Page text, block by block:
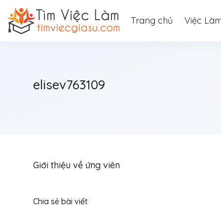
Trang chủ Việc
elisev763109
Giới thiệu về ứng viên
Chia sẻ bài viết